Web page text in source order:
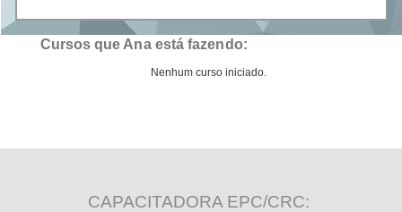
Cursos que Ana está fazendo:
Nenhum curso iniciado.
CAPACITADORA EPC/CRC: